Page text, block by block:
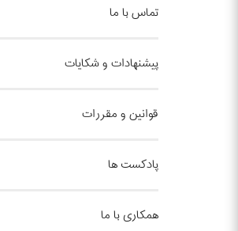
تماس با ما
پیشنهادات و شکایات
قوانین و مقررات
پادکست ها
همکاری با ما